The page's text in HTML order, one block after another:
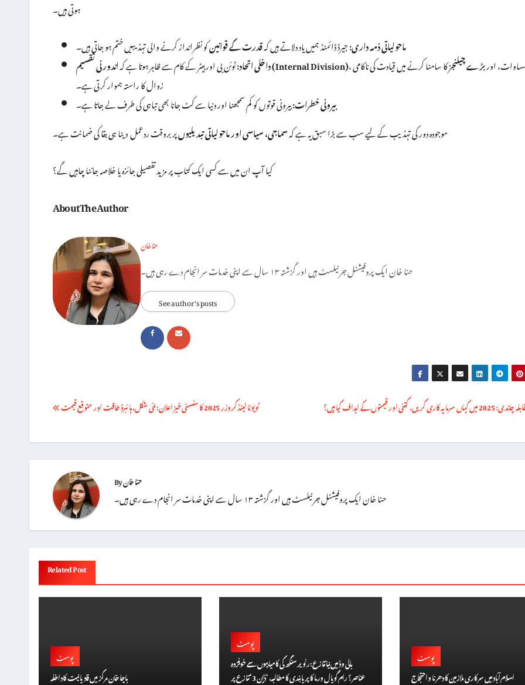
ہوتی ہیں۔
ماحولیاتی ذمہ داری:جیرڈ ڈائمنڈ ہمیں یاد دلاتے ہیں کہقدرت کے قوانینکو نظرانداز کرنے والی تہذیبیں ختم ہو جاتی ہیں۔
داخلی اتحاد:ٹوئن بی اور ہیٹر کے کام سے ظاہر ہوتا ہے کہ اندورنی تقسیم (Internal Division) اوربڑے چیلنجزکا سامنا کرنے میں قیادت کی ناکامی
زوال کا راستہ ہموار کرتی ہے۔
بیرونی خطرات:بیرونی قوتوں کو کم سمجھنا اور دنیا سے کٹ جانا بھی تباہی کی طرف لے جاتا ہے۔
موجودہ دور کی تہذیب کے لیے سب سے بڑا سبق یہ ہے کہسماجی، سیاسی اور ماحولیاتی تبدیلیوںپر بروقت ردعملدینا ہی بقا کی ضمانت ہے۔
کیا آپ ان میں سے کسی ایک کتاب پر مزید تفصیلی جائزہ یا خلاصہ جاننا چاہیں گے؟
About The Author
حنا خان
حنا خان ایک پروفیشنل جرنیلسٹ ہیں اور گزشتہ ۱۳ سال سے اپنی خدمات سر انجام دے رہی ہیں۔
See author's posts
Post
کاری کریں، کتنی اور قیمتوں کے اہداف کیا ہیں؟ ٹویوٹا لینڈ کروزر 2025 کا سنسنی خیز اعلان: نئی شکل، ہائبرڈ طاقت اور متوقع قیمت
Byحنا خان
حنا خان ایک پروفیشنل جرنیلسٹ ہیں اور گزشتہ ۱۳ سال سے اپنی خدمات سر انجام دے رہی ہیں۔
Related Post
پوسٹ
باچا خان مرکز میں قادیانیت کا داخلہ
پوسٹ
بالی وڈ میں نیا تنازع: رنویر سنگھ کی کامیابیوں سے خوفزدہ
عناصر؟ رام گوپال ورما کا پر پابندی کا مطالبہ، ‘ڈان 3’ تنازع پر
پوسٹ
اسلام آباد میں سرکاری ملازمین کا دھرنا و احتجاج